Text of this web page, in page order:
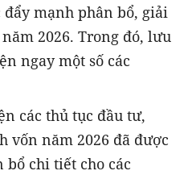
mạnh phân bổ, giải
2026. Trong đó, lưu
ngay một số các
các thủ tục đầu tư,
vốn năm 2026 đã được
bổ chi tiết cho các